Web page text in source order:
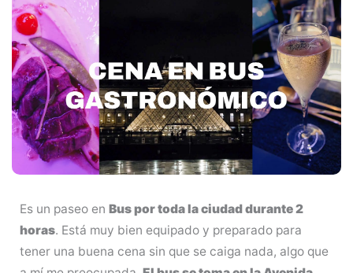
Es un paseo en Bus por toda la ciudad durante 2
horas. Está muy bien equipado y preparado para
tener una buena cena sin que se caiga nada, algo que